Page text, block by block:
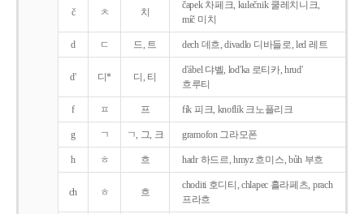
č ㅊ 치
čapek 차페크, kulečnik 쿨레치니크,
míč 미치
d ㄷ 드, 트 dech 데흐, divadlo 디바들로, led 레트
d' 디* 디, 티
d'ábel 댜벨, lod'ka 로티카, hrud'
흐루티
f ㅍ 프 fík 피크, knoflík 크노플리크
g ㄱ ㄱ, 그, 크 gramofon 그라모폰
h ㅎ 흐 hadr 하드르, hmyz 흐미스, bůh 부흐
ch ㅎ 흐
choditi 호디티, chlapec 흘라페츠, prach
프라흐